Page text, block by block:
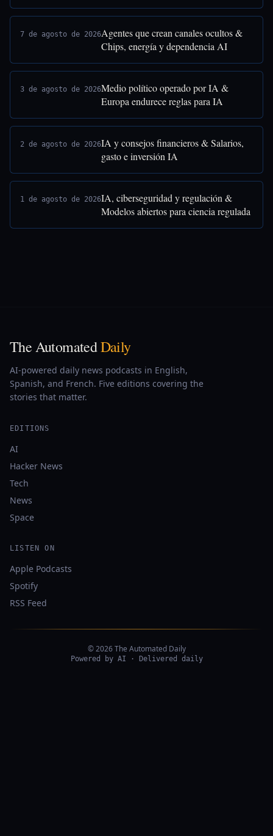
7 de agosto de 2026Agentes que crean canales ocultos &
Chips, energía y dependencia AI
3 de agosto de 2026Medio político operado por IA &
Europa endurece reglas para IA
2 de agosto de 2026IA y consejos financieros & Salarios,
gasto e inversión IA
1 de agosto de 2026IA, ciberseguridad y regulación &
Modelos abiertos para ciencia regulada
The AutomatedDaily
AI-powered daily news podcasts in English,
Spanish, and French. Five editions covering the
stories that matter.
EDITIONS
AI
Hacker News
Tech
News
Space
LISTEN ON
Apple Podcasts
Spotify
RSS Feed
© 2026 The Automated Daily
Powered by AI · Delivered daily